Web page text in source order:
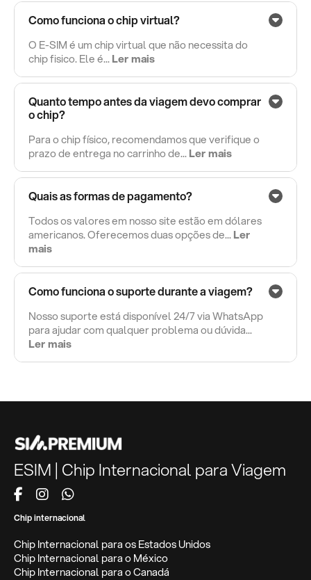
Como funciona o chip virtual?
O E-SIM é um chip virtual que não necessita do
chip fisico. Ele é...Ler mais
Quanto tempo antes da viagem devo comprar
o chip?
Para o chip físico, recomendamos que verifique o
prazo de entrega no carrinho de...Ler mais
Quais as formas de pagamento?
Todos os valores em nosso site estão em dólares
americanos. Oferecemos duas opções de...Ler
mais
Como funciona o suporte durante a viagem?
Nosso suporte está disponível 24/7 via WhatsApp
para ajudar com qualquer problema ou dúvida...
Ler mais
ESIM | Chip Internacional para Viagem
Chip internacional
Chip Internacional para os Estados Unidos
Chip Internacional para o México
Chip Internacional para o Canadá